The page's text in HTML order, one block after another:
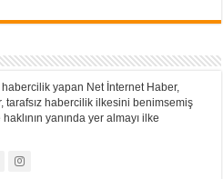
yapan Net İnternet Haber,
tarafsız habercilik ilkesini benimsemiş
yanında yer almayı ilke